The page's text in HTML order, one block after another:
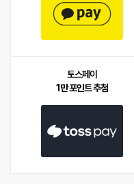
토스페이
1만 포인트 추첨